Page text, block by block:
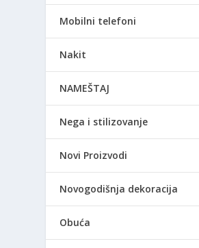
Mobilni telefoni
Nakit
NAMEŠTAJ
Nega i stilizovanje
Novi Proizvodi
Novogodišnja dekoracija
Obuća